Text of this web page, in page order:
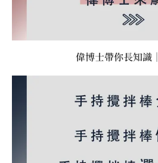
偉博士帶你長知識